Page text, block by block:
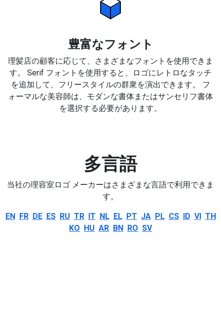
豊富なフォント
理髪店の顧客に応じて、さまざまなフォントを使用できま
す。 Serif フォントを使用すると、ロゴにレトロなタッチ
を追加して、フリースタイルの群衆を演出できます。 フ
ォーマルな美容師は、モダンな書体またはサンセリフ書体
を選択する必要があります。
多言語
当社の理容室ロゴ メーカーはさまざまな言語で利用できま
す。
EN FR DE ES RU TR IT NL EL PT JA PL CS ID VI TH
KO HU AR BN RO SV